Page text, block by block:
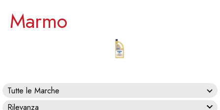
Marmo
Tutte le Marche
Rilevanza
